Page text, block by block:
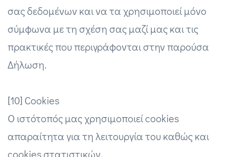
σας δεδομένων και να τα χρησιμοποιεί μόνο
σύμφωνα με τη σχέση σας μαζί μας και τις
πρακτικές που περιγράφονται στην παρούσα
Δήλωση.
[10] Cookies
Ο ιστότοπός μας χρησιμοποιεί cookies
απαραίτητα για τη λειτουργία του καθώς και
cookies στατιστικών.